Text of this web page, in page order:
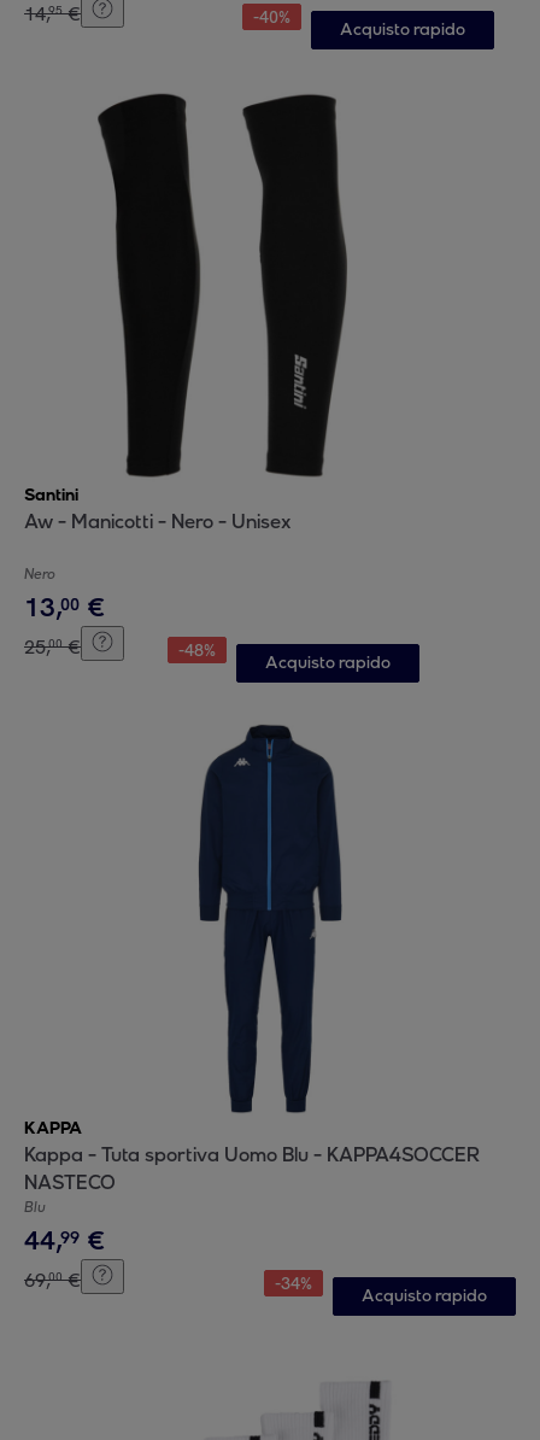
14,95 € -40%
Acquisto rapido
Santini
Aw - Manicotti - Nero - Unisex
Nero
13,00 €
25,00 € -48%
Acquisto rapido
KAPPA
Kappa - Tuta sportiva Uomo Blu - KAPPA4SOCCER
NASTECO
Blu
44,99 €
69,00 € -34%
Acquisto rapido